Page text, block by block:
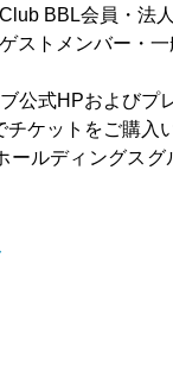
BBL会員・法
ストメンバー・
公式HPおよびプ
チケットをご購入
ールディングス